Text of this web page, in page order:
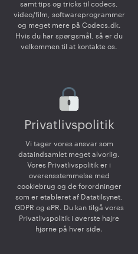
samt tips og tricks til codecs,
video/film, softwareprogrammer
og meget mere på Codecs.dk.
Hvis du har spørgsmål, så er du
velkommen til at kontakte os.
Privatlivspolitik
Vi tager vores ansvar som
dataindsamlet meget alvorlig.
Vores Privatlivspolitik er i
overensstemmelse med
cookiebrug og de forordninger
som er etableret af Datatilsynet,
GDPR og ePR. Du kan tilgå vores
Privatlivspolitik i øverste højre
hjørne på hver side.